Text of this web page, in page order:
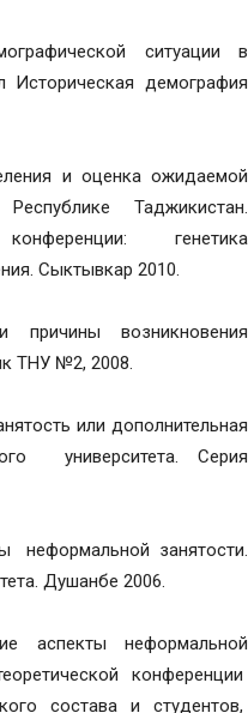
ситуации в
Историческая демография
и оценка ожидаемой
Таджикистан.
генетика
Сыктывкар 2010.
возникновения
ТНУ №2, 2008.
или дополнительная
университета. Серия
неформальной занятости.
Душанбе 2006.
аспекты неформальной
конференции
состава и студентов,